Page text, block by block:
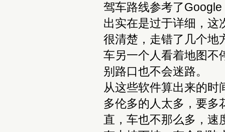
驾车路线参考了
出实在是过于详细，这
很清楚，走错了几个地
车另一个人看着地图不
别路口也不会迷路。
从这些软件算出来的
多伦多的人太多，要多
直，车也不那么多，速